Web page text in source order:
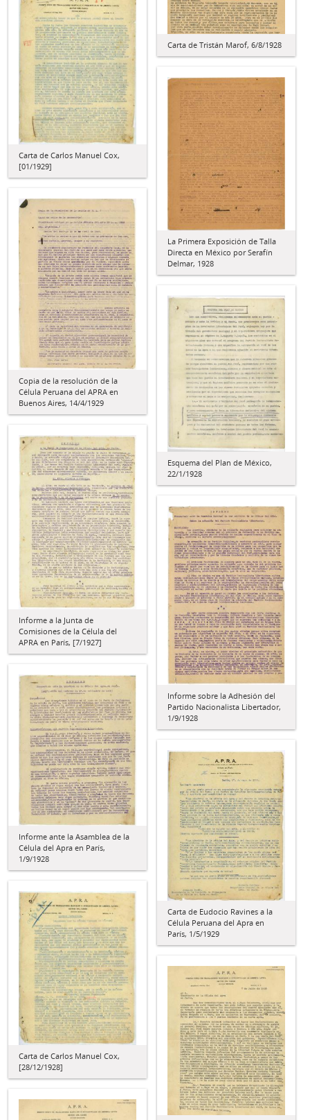
Carta de Tristán Marof, 6/8/1928
Carta de Carlos Manuel Cox,
[01/1929]
La Primera Exposición de Talla
Directa en México por Serafín
Delmar, 1928
Copia de la resolución de la
Célula Peruana del APRA en
Buenos Aires, 14/4/1929
Esquema del Plan de México,
22/1/1928
Informe a la Junta de
Comisiones de la Célula del
APRA en París, [7/1927]
Informe sobre la Adhesión del
Partido Nacionalista Libertador,
1/9/1928
Informe ante la Asamblea de la
Célula del Apra en París,
1/9/1928
Carta de Eudocio Ravines a la
Célula Peruana del Apra en
París, 1/5/1929
Carta de Carlos Manuel Cox,
[28/12/1928]